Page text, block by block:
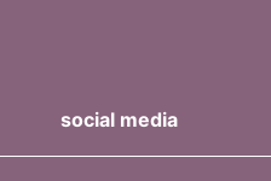
social media